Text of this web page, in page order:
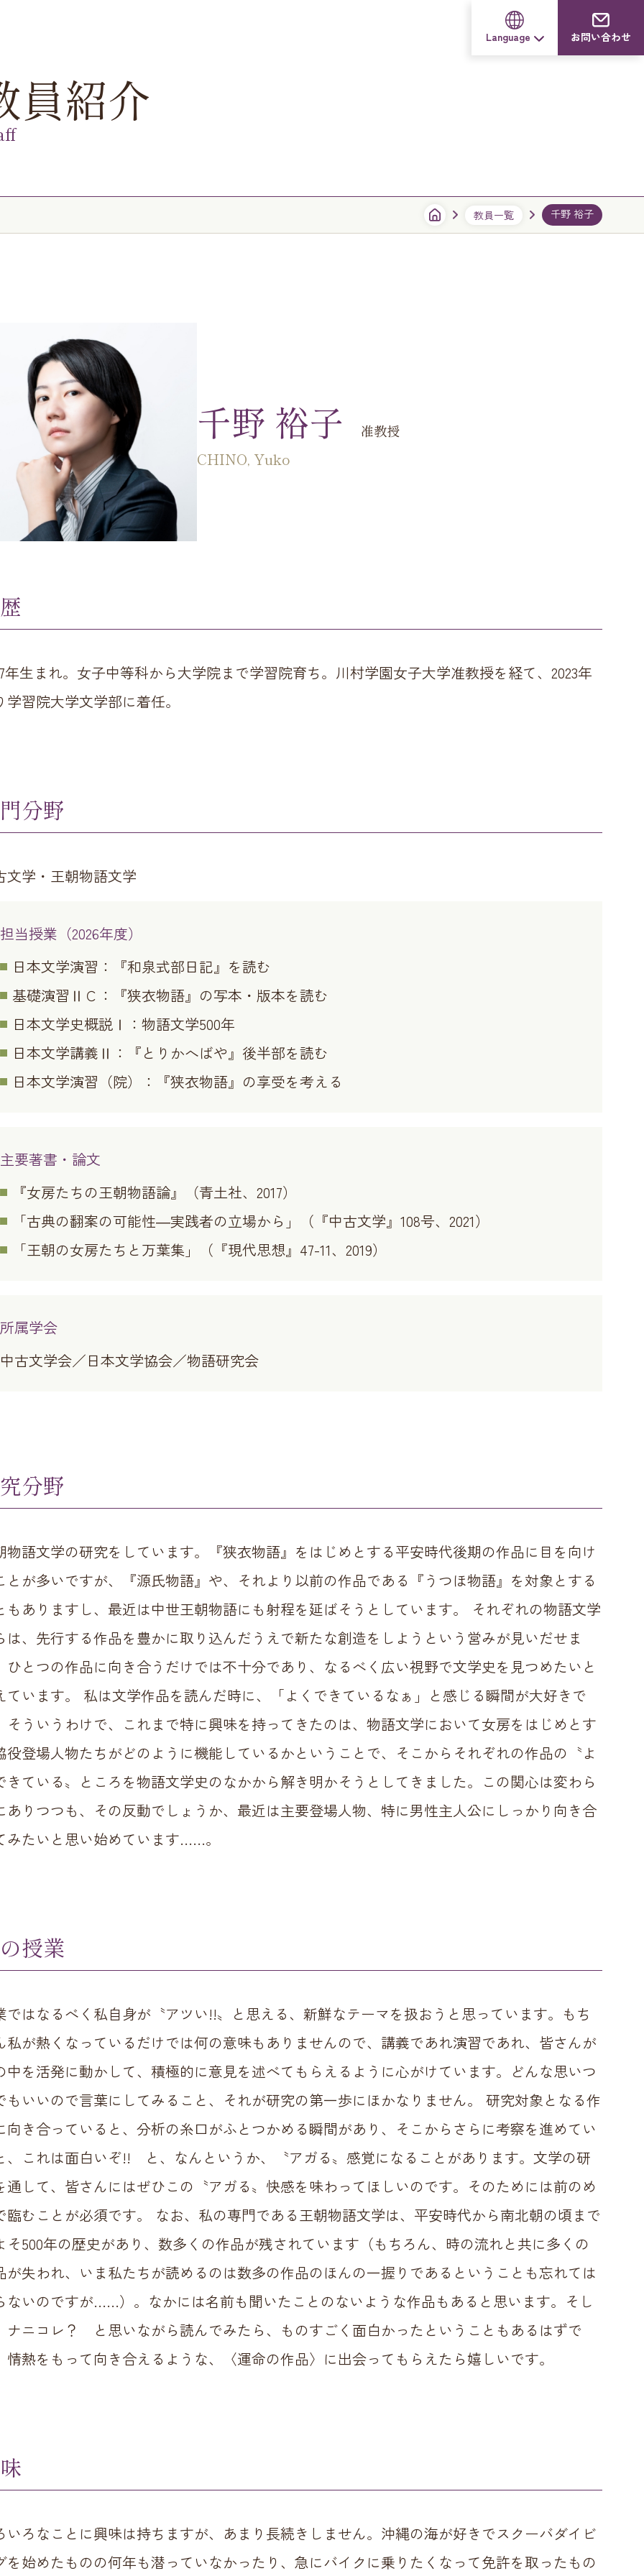
Language お問い合わせ
員紹介
教員一覧 千野 裕子
千野 裕子 准教授
CHINO, Yuko
年生まれ。女子中等科から大学院まで学習院育ち。川村学園女子大学准教授を経て、2023年
学習院大学文学部に着任。
分野
文学・王朝物語文学
担当授業（2026年度）
日本文学演習：
『和泉式部日記』を読む
基礎演習ⅡＣ：
『狭衣物語』の写本・版本を読む
日本文学史概説Ⅰ： 物語文学500年
日本文学講義Ⅱ：
『とりかへばや』後半部を読む
日本文学演習（院）：
『狭衣物語』の享受を考える
主要著書・論文
『女房たちの王朝物語論』
（青土社、2017）
「古典の翻案の可能性―実践者の立場から」
（『中古文学』108号、2021）
「王朝の女房たちと万葉集」
（『現代思想』47-11、2019）
所属学会
中古文学会／日本文学協会／物語研究会
分野
物語文学の研究をしています。『狭衣物語』をはじめとする平安時代後期の作品に目を向け
とが多いですが、『源氏物語』や、それより以前の作品である『うつほ物語』を対象とする
もありますし、最近は中世王朝物語にも射程を延ばそうとしています。 それぞれの物語文学
は、先行する作品を豊かに取り込んだうえで新たな創造をしようという営みが見いだせま
ひとつの作品に向き合うだけでは不十分であり、なるべく広い視野で文学史を見つめたいと
ています。 私は文学作品を読んだ時に、「よくできているなぁ」と感じる瞬間が大好きで
そういうわけで、これまで特に興味を持ってきたのは、物語文学において女房をはじめとす
役登場人物たちがどのように機能しているかということで、そこからそれぞれの作品の〝よ
きている〟ところを物語文学史のなかから解き明かそうとしてきました。この関心は変わら
ありつつも、その反動でしょうか、最近は主要登場人物、特に男性主人公にしっかり向き合
みたいと思い始めています……。
授業
ではなるべく私自身が〝アツい!!〟と思える、新鮮なテーマを扱おうと思っています。もち
私が熱くなっているだけでは何の意味もありませんので、講義であれ演習であれ、皆さんが
中を活発に動かして、積極的に意見を述べてもらえるように心がけています。どんな思いつ
もいいので言葉にしてみること、それが研究の第一歩にほかなりません。 研究対象となる作
向き合っていると、分析の糸口がふとつかめる瞬間があり、そこからさらに考察を進めてい
、これは面白いぞ!! と、なんというか、〝アガる〟感覚になることがあります。文学の研
通して、皆さんにはぜひこの〝アガる〟快感を味わってほしいのです。そのためには前のめ
臨むことが必須です。 なお、私の専門である王朝物語文学は、平安時代から南北朝の頃まで
そ500年の歴史があり、数多くの作品が残されています（もちろん、時の流れと共に多くの
が失われ、いま私たちが読めるのは数多の作品のほんの一握りであるということも忘れては
ないのですが……）。なかには名前も聞いたことのないような作品もあると思います。そし
ナニコレ？ と思いながら読んでみたら、ものすごく面白かったということもあるはずで
情熱をもって向き合えるような、〈運命の作品〉に出会ってもらえたら嬉しいです。
いろなことに興味は持ちますが、あまり長続きしません。沖縄の海が好きでスクーバダイビ
を始めたものの何年も潜っていなかったり、急にバイクに乗りたくなって免許を取ったもの